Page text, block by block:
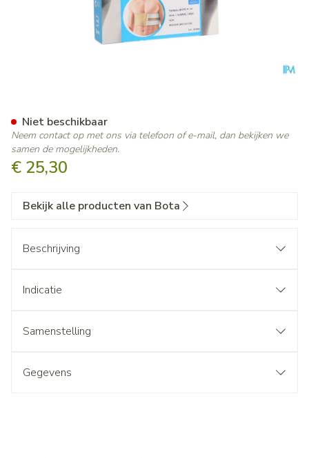
€ 25,30
Niet beschikbaar
Neem contact op met ons via telefoon of e-mail, dan bekijken we
samen de mogelijkheden.
Bekijk alle producten van Bota
Beschrijving
Indicatie
Samenstelling
Gegevens